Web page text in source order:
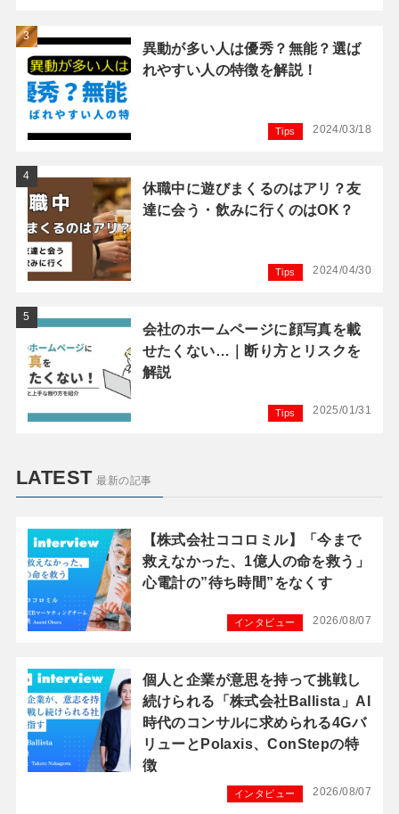
異動が多い人は優秀？無能？選ば
れやすい人の特徴を解説！
2024/03/18
Tips
休職中に遊びまくるのはアリ？友
達に会う・飲みに行くのはOK？
2024/04/30
Tips
会社のホームページに顔写真を載
せたくない…｜断り方とリスクを
解説
2025/01/31
Tips
LATEST 最新の記事
【株式会社ココロミル】「今まで
救えなかった、1億人の命を救う」
心電計の”待ち時間”をなくす
2026/08/07
インタビュー
個人と企業が意思を持って挑戦し
続けられる「株式会社Ballista」AI
時代のコンサルに求められる4Gバ
リューとPolaxis、ConStepの特
徴
2026/08/07
インタビュー